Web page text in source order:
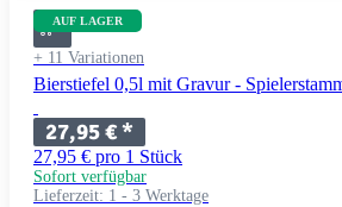
AUF LAGER
+ 11 Variationen
Bierstiefel 0,5l mit Gravur -
27,95 €*
27,95 € pro 1 Stück
Sofort verfügbar
Lieferzeit: 1 - 3 Werktage